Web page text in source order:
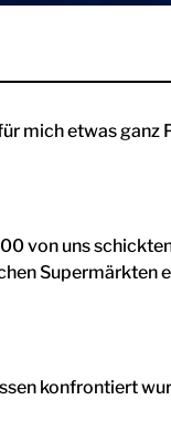
mich etwas ganz
von uns
Supermärkten
konfrontiert